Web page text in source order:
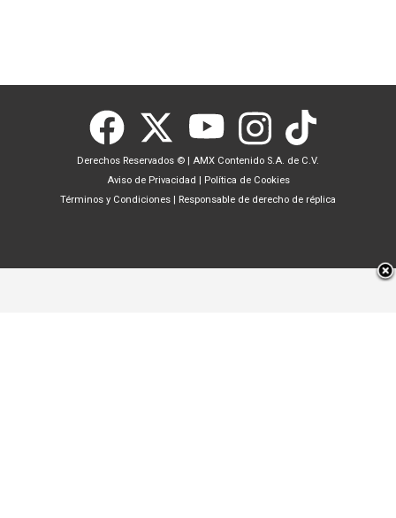
Derechos Reservados © | AMX Contenido S.A. de C.V.
Aviso de Privacidad | Política de Cookies
Términos y Condiciones | Responsable de derecho de réplica